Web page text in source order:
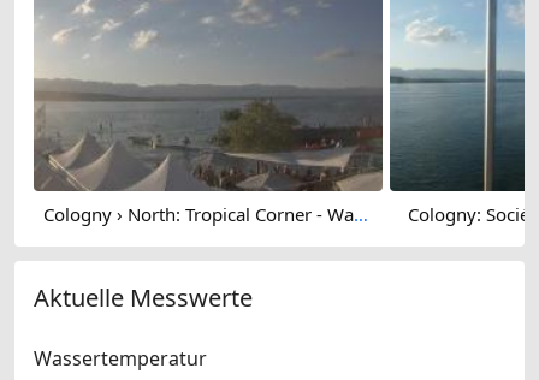
Cologny › North: Tropical Corner - Wake Up School Of Wakeboard - Foil - Surf Cologny:
Aktuelle Messwerte
Wassertemperatur